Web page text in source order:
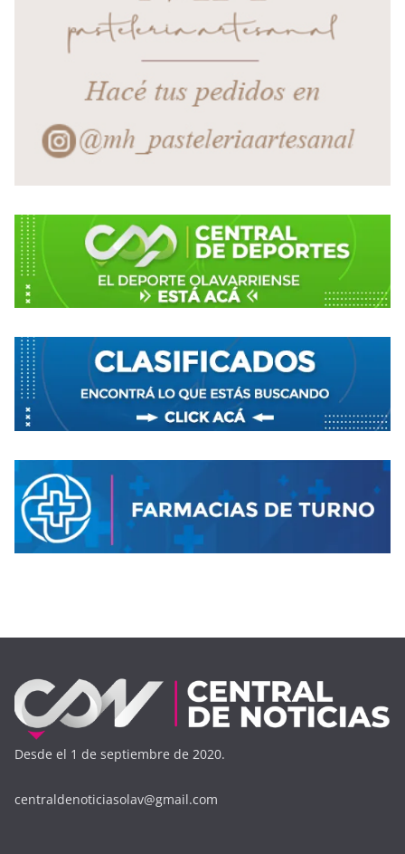
Desde el 1 de septiembre de 2020.
centraldenoticiasolav@gmail.com